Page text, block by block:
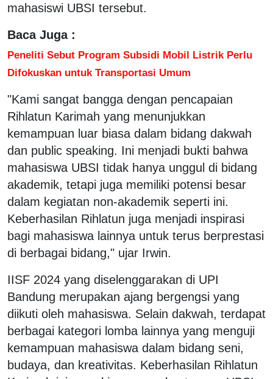
mahasiswi UBSI tersebut.
Baca Juga :
Peneliti Sebut Program Subsidi Mobil Listrik Perlu
Difokuskan untuk Transportasi Umum
"Kami sangat bangga dengan pencapaian
Rihlatun Karimah yang menunjukkan
kemampuan luar biasa dalam bidang dakwah
dan public speaking. Ini menjadi bukti bahwa
mahasiswa UBSI tidak hanya unggul di bidang
akademik, tetapi juga memiliki potensi besar
dalam kegiatan non-akademik seperti ini.
Keberhasilan Rihlatun juga menjadi inspirasi
bagi mahasiswa lainnya untuk terus berprestasi
di berbagai bidang," ujar Irwin.
IISF 2024 yang diselenggarakan di UPI
Bandung merupakan ajang bergengsi yang
diikuti oleh mahasiswa. Selain dakwah, terdapat
berbagai kategori lomba lainnya yang menguji
kemampuan mahasiswa dalam bidang seni,
budaya, dan kreativitas. Keberhasilan Rihlatun